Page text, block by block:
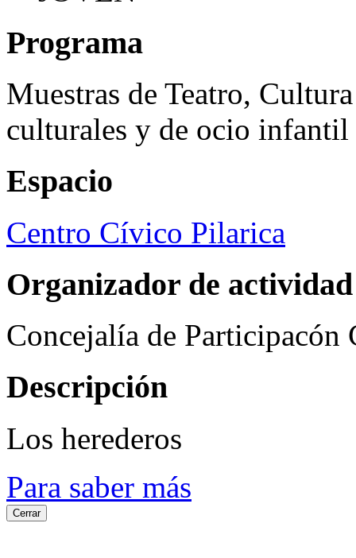
Programa
Muestras de Teatro,
culturales y de ocio infantil
Espacio
Centro Cívico Pilarica
Organizador de actividad
Concejalía de Participacón
Descripción
Los herederos
Para saber más
Cerrar